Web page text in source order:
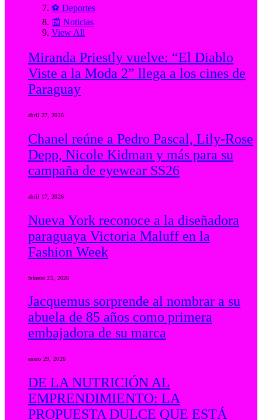
⚽ Deportes
📰 Noticias
View All
Miranda Priestly vuelve: “El Diablo
Viste a la Moda 2” llega a los cines de
Paraguay
abril 27, 2026
Chanel reúne a Pedro Pascal, Lily-Rose
Depp, Nicole Kidman y más para su
campaña de eyewear SS26
abril 17, 2026
Nueva York reconoce a la diseñadora
paraguaya Victoria Maluff en la
Fashion Week
febrero 25, 2026
Jacquemus sorprende al nombrar a su
abuela de 85 años como primera
embajadora de su marca
enero 29, 2026
DE LA NUTRICIÓN AL
EMPRENDIMIENTO: LA
PROPUESTA DULCE QUE ESTÁ